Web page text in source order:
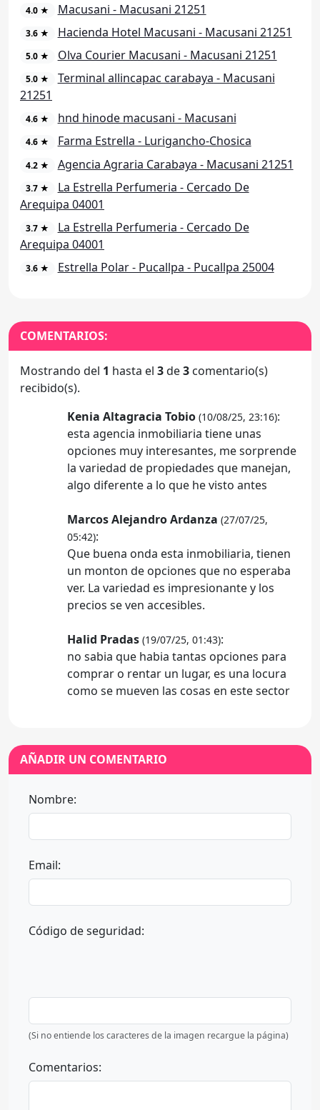
4.0 ★ Macusani - Macusani 21251
3.6 ★ Hacienda Hotel Macusani - Macusani 21251
5.0 ★ Olva Courier Macusani - Macusani 21251
5.0 ★
Terminal allincapac carabaya - Macusani
21251
4.6 ★ hnd hinode macusani - Macusani
4.6 ★ Farma Estrella - Lurigancho-Chosica
4.2 ★ Agencia Agraria Carabaya - Macusani 21251
3.7 ★
La Estrella Perfumeria - Cercado De
Arequipa 04001
3.7 ★
La Estrella Perfumeria - Cercado De
Arequipa 04001
3.6 ★ Estrella Polar - Pucallpa - Pucallpa 25004
COMENTARIOS:
Mostrando del 1 hasta el 3de3 comentario(s)
recibido(s).
Kenia Altagracia Tobio (10/08/25, 23:16):
esta agencia inmobiliaria tiene unas
opciones muy interesantes, me sorprende
la variedad de propiedades que manejan,
algo diferente a lo que he visto antes
Marcos Alejandro Ardanza (27/07/25,
05:42):
Que buena onda esta inmobiliaria, tienen
un monton de opciones que no esperaba
ver. La variedad es impresionante y los
precios se ven accesibles.
Halid Pradas (19/07/25, 01:43):
no sabia que habia tantas opciones para
comprar o rentar un lugar, es una locura
como se mueven las cosas en este sector
AÑADIR UN COMENTARIO
Nombre:
Email:
Código de seguridad:
(Si no entiende los caracteres de la imagen recargue la página)
Comentarios: